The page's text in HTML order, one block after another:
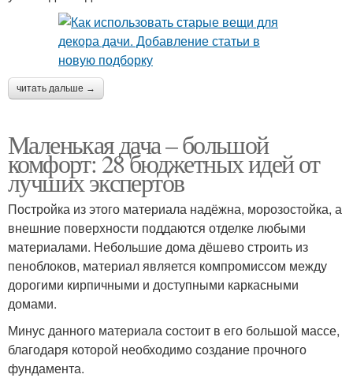
читать дальше →
Маленькая дача – большой
комфорт: 28 бюджетных идей от
лучших экспертов
Постройка из этого материала надёжна, морозостойка, а
внешние поверхности поддаются отделке любыми
материалами. Небольшие дома дёшево строить из
пеноблоков, материал является компромиссом между
дорогими кирпичными и доступными каркасными
домами.
Минус данного материала состоит в его большой массе,
благодаря которой необходимо создание прочного
фундамента.